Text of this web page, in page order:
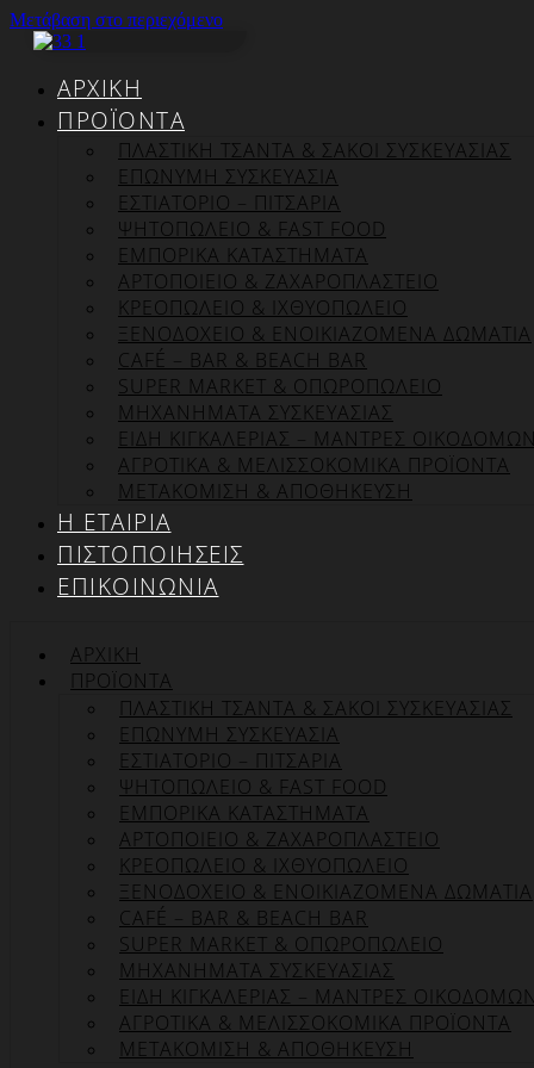
Μετάβαση στο περιεχόμενο
ΑΡΧΙΚΉ
ΠΡΟΪΌΝΤΑ
ΠΛΑΣΤΙΚΗ ΤΣΑΝΤΑ & ΣΑΚΟΙ ΣΥΣΚΕΥΑΣΙΑΣ
ΕΠΏΝΥΜΗ ΣΥΣΚΕΥΑΣΊΑ
ΕΣΤΙΑΤΟΡΙΟ – ΠΙΤΣΑΡΙΑ
ΨΗΤΟΠΩΛΕΙΟ & FAST FOOD
ΕΜΠΟΡΙΚΑ ΚΑΤΑΣΤΗΜΑΤΑ
ΑΡΤΟΠΟΙΕΙΟ & ΖΑΧΑΡΟΠΛΑΣΤΕΙΟ
ΚΡΕΟΠΩΛΕΙΟ & ΙΧΘΥΟΠΩΛΕΙΟ
ΞΕΝΟΔΟΧΕΙΟ & ΕΝΟΙΚΙΑΖΟΜΕΝΑ ΔΩΜΑΤΙΑ
CAFÉ – BAR & BEACH BAR
SUPER MARKET & ΟΠΩΡΟΠΩΛΕΙΟ
ΜΗΧΑΝΗΜΑΤΑ ΣΥΣΚΕΥΑΣΙΑΣ
ΕΙΔΗ ΚΙΓΚΑΛΕΡΙΑΣ – ΜΑΝΤΡΕΣ
ΑΓΡΟΤΙΚΑ & ΜΕΛΙΣΣΟΚΟΜΙΚΑ ΠΡΟΪΟΝΤΑ
ΜΕΤΑΚΟΜΙΣΗ & ΑΠΟΘΗΚΕΥΣΗ
Η ΕΤΑΙΡΊΑ
ΠΙΣΤΟΠΟΙΉΣΕΙΣ
ΕΠΙΚΟΙΝΩΝΊΑ
ΑΡΧΙΚΉ
ΠΡΟΪΌΝΤΑ
ΠΛΑΣΤΙΚΗ ΤΣΑΝΤΑ & ΣΑΚΟΙ ΣΥΣΚΕΥΑΣΙΑΣ
ΕΠΏΝΥΜΗ ΣΥΣΚΕΥΑΣΊΑ
ΕΣΤΙΑΤΟΡΙΟ – ΠΙΤΣΑΡΙΑ
ΨΗΤΟΠΩΛΕΙΟ & FAST FOOD
ΕΜΠΟΡΙΚΑ ΚΑΤΑΣΤΗΜΑΤΑ
ΑΡΤΟΠΟΙΕΙΟ & ΖΑΧΑΡΟΠΛΑΣΤΕΙΟ
ΚΡΕΟΠΩΛΕΙΟ & ΙΧΘΥΟΠΩΛΕΙΟ
ΞΕΝΟΔΟΧΕΙΟ & ΕΝΟΙΚΙΑΖΟΜΕΝΑ ΔΩΜΑΤΙΑ
CAFÉ – BAR & BEACH BAR
SUPER MARKET & ΟΠΩΡΟΠΩΛΕΙΟ
ΜΗΧΑΝΗΜΑΤΑ ΣΥΣΚΕΥΑΣΙΑΣ
ΕΙΔΗ ΚΙΓΚΑΛΕΡΙΑΣ – ΜΑΝΤΡΕΣ
ΑΓΡΟΤΙΚΑ & ΜΕΛΙΣΣΟΚΟΜΙΚΑ ΠΡΟΪΟΝΤΑ
ΜΕΤΑΚΟΜΙΣΗ & ΑΠΟΘΗΚΕΥΣΗ